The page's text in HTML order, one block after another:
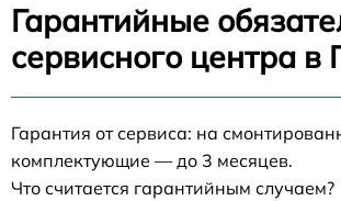
Гарантийные
сервисного центра в
Гарантия от сервиса: на
комплектующие — до 3 месяцев.
Что считается гарантийным случаем?